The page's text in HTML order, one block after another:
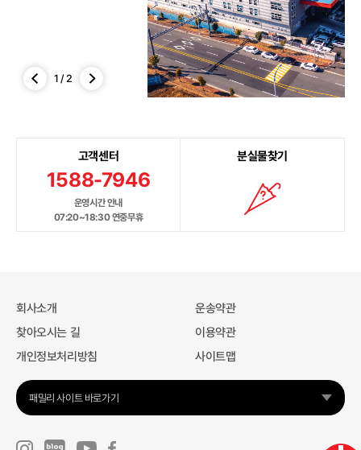
1 /2
고객센터
1588-7946
운영시간 안내
07:20~18:30 연중무휴
분실물찾기
회사소개
운송약관
찾아오시는 길
이용약관
개인정보처리방침
사이트맵
패밀리 사이트 바로가기